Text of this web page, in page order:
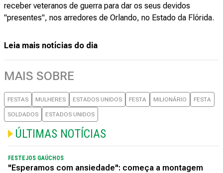
receber veteranos de guerra para dar os seus devidos
"presentes", nos arredores de Orlando, no Estado da Flórida.
Leia mais notícias do dia
MAIS SOBRE
FESTAS MULHERES ESTADOS UNIDOS FESTA MILIONÁRIO FESTA
SOLDADOS ESTADOS UNIDOS
ÚLTIMAS NOTÍCIAS
FESTEJOS GAÚCHOS
"Esperamos com ansiedade": começa a montagem